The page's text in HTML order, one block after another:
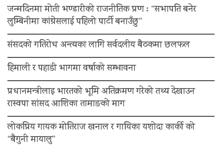
जन्मदिनमा मोती भण्डारीको राजनीतिक प्रण : “सभापति बनेर
लुम्बिनीमा कांग्रेसलाई पहिलो पार्टी बनाउँछु”
संसदको गतिरोध अन्त्यका लागि सर्वदलीय बैठकमा छलफल
हिमाली र पहाडी भागमा वर्षाको सम्भावना
प्रधानमन्त्रीलाइ भारतको भूमि अतिक्रमण गरेको तथ्य देखाउन
रास्वपा सांसद आशिका तामाङको माग
लोकप्रिय गायक मोतिराज खनाल र गायिका यशोदा कार्की को
“बैगुनी मायालु”